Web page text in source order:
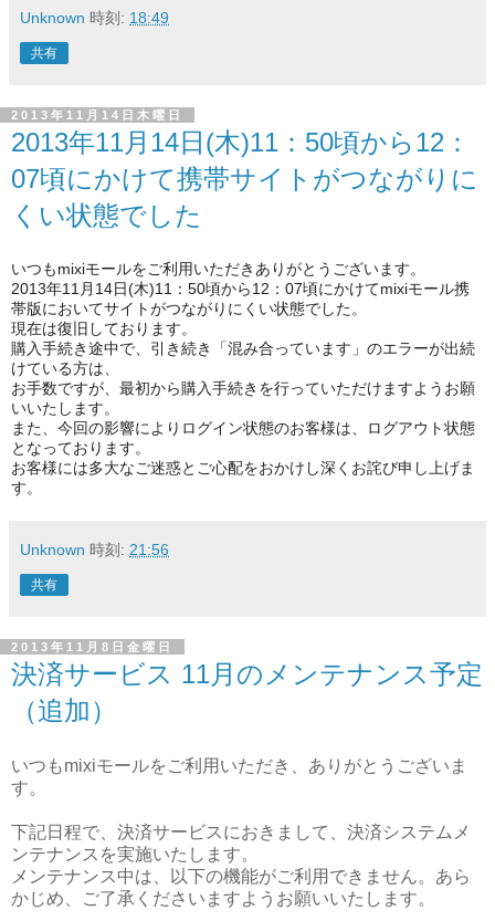
Unknown 時刻: 18:49
共有
2013年11月14日木曜日
2013年11月14日(木)11：50頃から12：
07頃にかけて携帯サイトがつながりに
くい状態でした
いつもmixiモールをご利用いただきありがとうございます。
2013年11月14日(木)11：50頃から12： 07頃にかけてmixiモール携
帯版においてサイトがつながりにくい状態でした。
現在は復旧しております。
購入手続き途中で、引き続き「混み合っています」 のエラーが出続
けている方は、
お手数ですが、 最初から購入手続きを行っていただけますようお願
いいたします。
また、今回の影響によりログイン状態のお客様は、
ログアウト状態
となっております。
お客様には多大なご迷惑とご心配をおかけし深くお詫び申し上げま
す。
Unknown 時刻: 21:56
共有
2013年11月8日金曜日
決済サービス 11月のメンテナンス予定
（追加）
いつもmixiモールをご利用いただき、ありがとうございま
す。
下記日程で、決済サービスにおきまして、決済システムメ
ンテナンスを実施いたします。
メンテナンス中は、以下の機能がご利用できません。あら
かじめ、ご了承くださいますようお願いいたします。